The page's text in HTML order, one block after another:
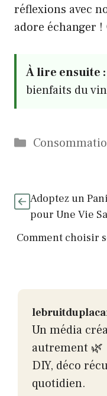
réflexions avec
adore échanger !
À lire ensuite :
bienfaits du
Catégories
Adoptez un
pour Une Vie
Comment choisir
Un média
autrement 🌿
DIY, déco
quotidien.